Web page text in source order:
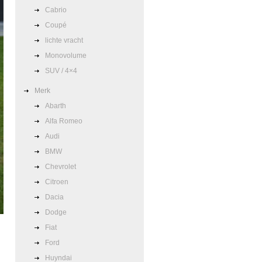
Cabrio
Coupé
lichte vracht
Monovolume
SUV / 4×4
Merk
Abarth
Alfa Romeo
Audi
BMW
Chevrolet
Citroen
Dacia
Dodge
Fiat
Ford
Huyndai